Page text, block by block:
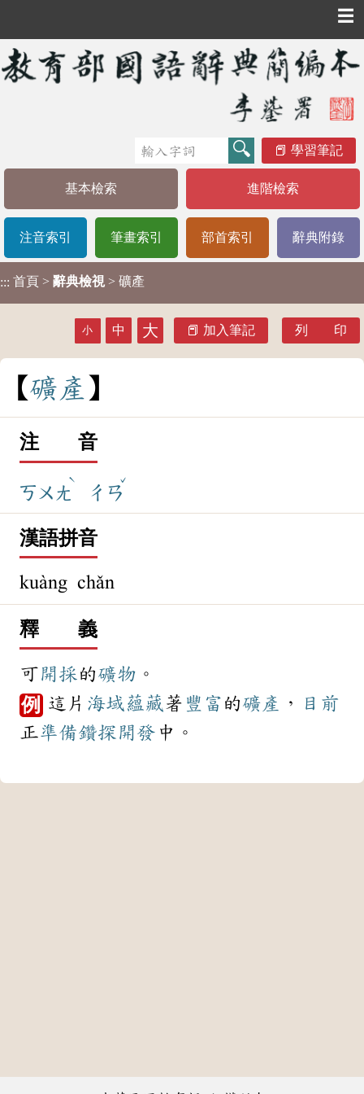
☰
學習筆記
基本檢索 進階檢索
注音索引 筆畫索引 部首索引 辭典附錄
::: 首頁 > 辭典檢視 > 礦產
小 中 大 加入筆記 列 印
礦 產
注 音
ㄎㄨㄤ
ˋ
ㄔㄢ
ˇ
漢語拼音
kuàng chǎn
釋 義
可開採的礦物 。
例 這片 海域蘊藏著 豐富 的礦產 ，
目前
正準備鑽探開發 中。